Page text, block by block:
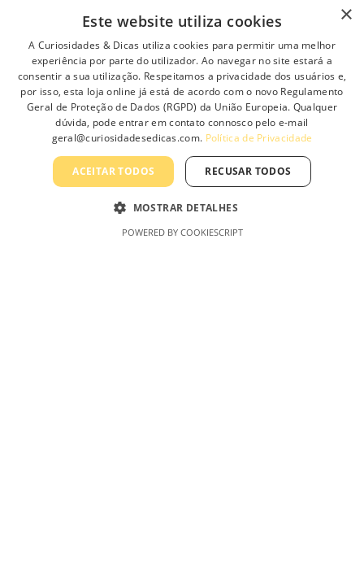
Ver
opções
This product has multiple variants. The options may be
chosen on the product page
×
Este website utiliza cookies
A Curiosidades & Dicas utiliza cookies para permitir uma melhor
experiência por parte do utilizador. Ao navegar no site estará a
consentir a sua utilização. Respeitamos a privacidade dos usuários e,
por isso, esta loja online já está de acordo com o novo Regulamento
Geral de Proteção de Dados (RGPD) da União Europeia. Qualquer
dúvida, pode entrar em contato connosco pelo e-mail
geral@curiosidadesedicas.com. Política de Privacidade
ACEITAR TODOS RECUSAR TODOS
MOSTRAR DETALHES
POWERED BY COOKIESCRIPT